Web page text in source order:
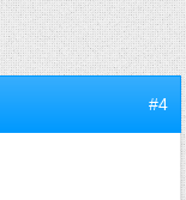
#4